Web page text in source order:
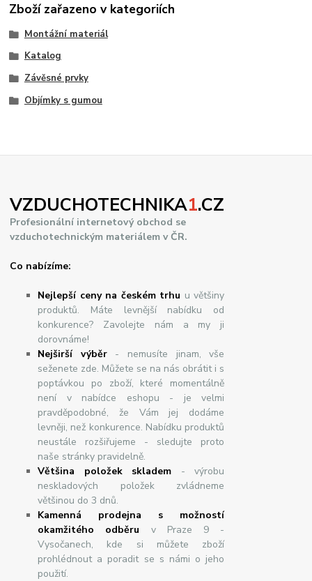
Zboží zařazeno v kategoriích
Montážní materiál
Katalog
Závěsné prvky
Objímky s gumou
VZDUCHOTECHNIKA1.CZ
Profesionální internetový obchod se
vzduchotechnickým materiálem v ČR.
Co nabízíme:
Nejlepší ceny na českém trhu u většiny
produktů. Máte levnější nabídku od
konkurence? Zavolejte nám a my ji
dorovnáme!
Nejširšívýběr- nemusíte jinam, vše
seženete zde. Můžete se na nás obrátit i s
poptávkou po zboží, které momentálně
není v nabídce eshopu - je velmi
pravděpodobné, že Vám jej dodáme
levněji, než konkurence. Nabídku produktů
neustále rozšiřujeme - sledujte proto
naše stránky pravidelně.
Většina položek skladem - výrobu
neskladových položek zvládneme
většinou do 3 dnů.
Kamenná prodejna s možností
okamžitého odběru v Praze 9 -
Vysočanech, kde si můžete zboží
prohlédnout a poradit se s námi o jeho
použití.